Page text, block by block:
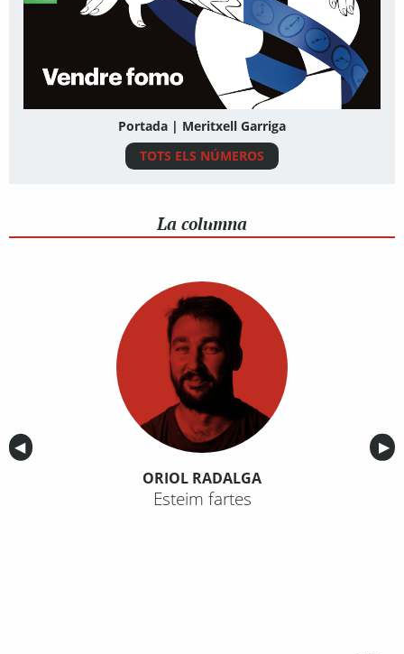
Portada | Meritxell Garriga
TOTS ELS NÚMEROS
La columna
Anterior
◀︎ ▶︎
ORIOL RADALGA
Esteim fartes